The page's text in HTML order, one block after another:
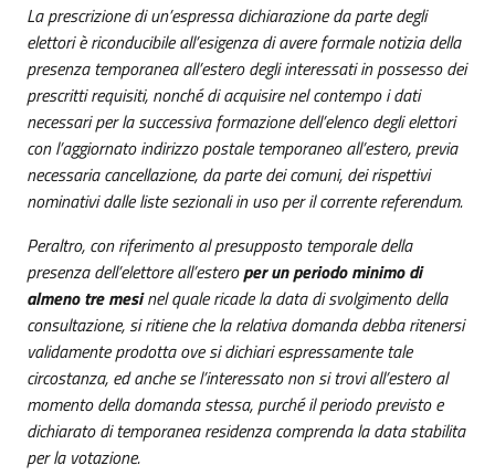
La prescrizione di un’espressa dichiarazione da parte degli
elettori è riconducibile all’esigenza di avere formale notizia della
presenza temporanea all’estero degli interessati in possesso dei
prescritti requisiti, nonché di acquisire nel contempo i dati
necessari per la successiva formazione dell’elenco degli elettori
con l’aggiornato indirizzo postale temporaneo all’estero, previa
necessaria cancellazione, da parte dei comuni, dei rispettivi
nominativi dalle liste sezionali in uso per il corrente referendum.
Peraltro, con riferimento al presupposto temporale della
presenza dell’elettore all’esteroper un periodo minimo di
almeno tre mesinel quale ricade la data di svolgimento della
consultazione, si ritiene che la relativa domanda debba ritenersi
validamente prodotta ove si dichiari espressamente tale
circostanza, ed anche se l’interessato non si trovi all’estero al
momento della domanda stessa, purché il periodo previsto e
dichiarato di temporanea residenza comprenda la data stabilita
per la votazione.